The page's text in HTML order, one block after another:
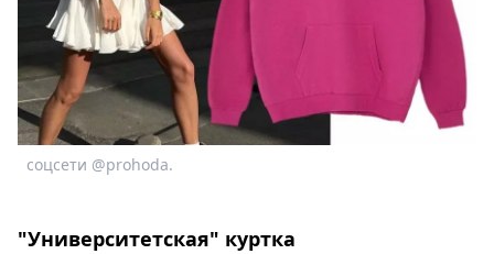
соцсети @prohoda.
"Университетская" куртка